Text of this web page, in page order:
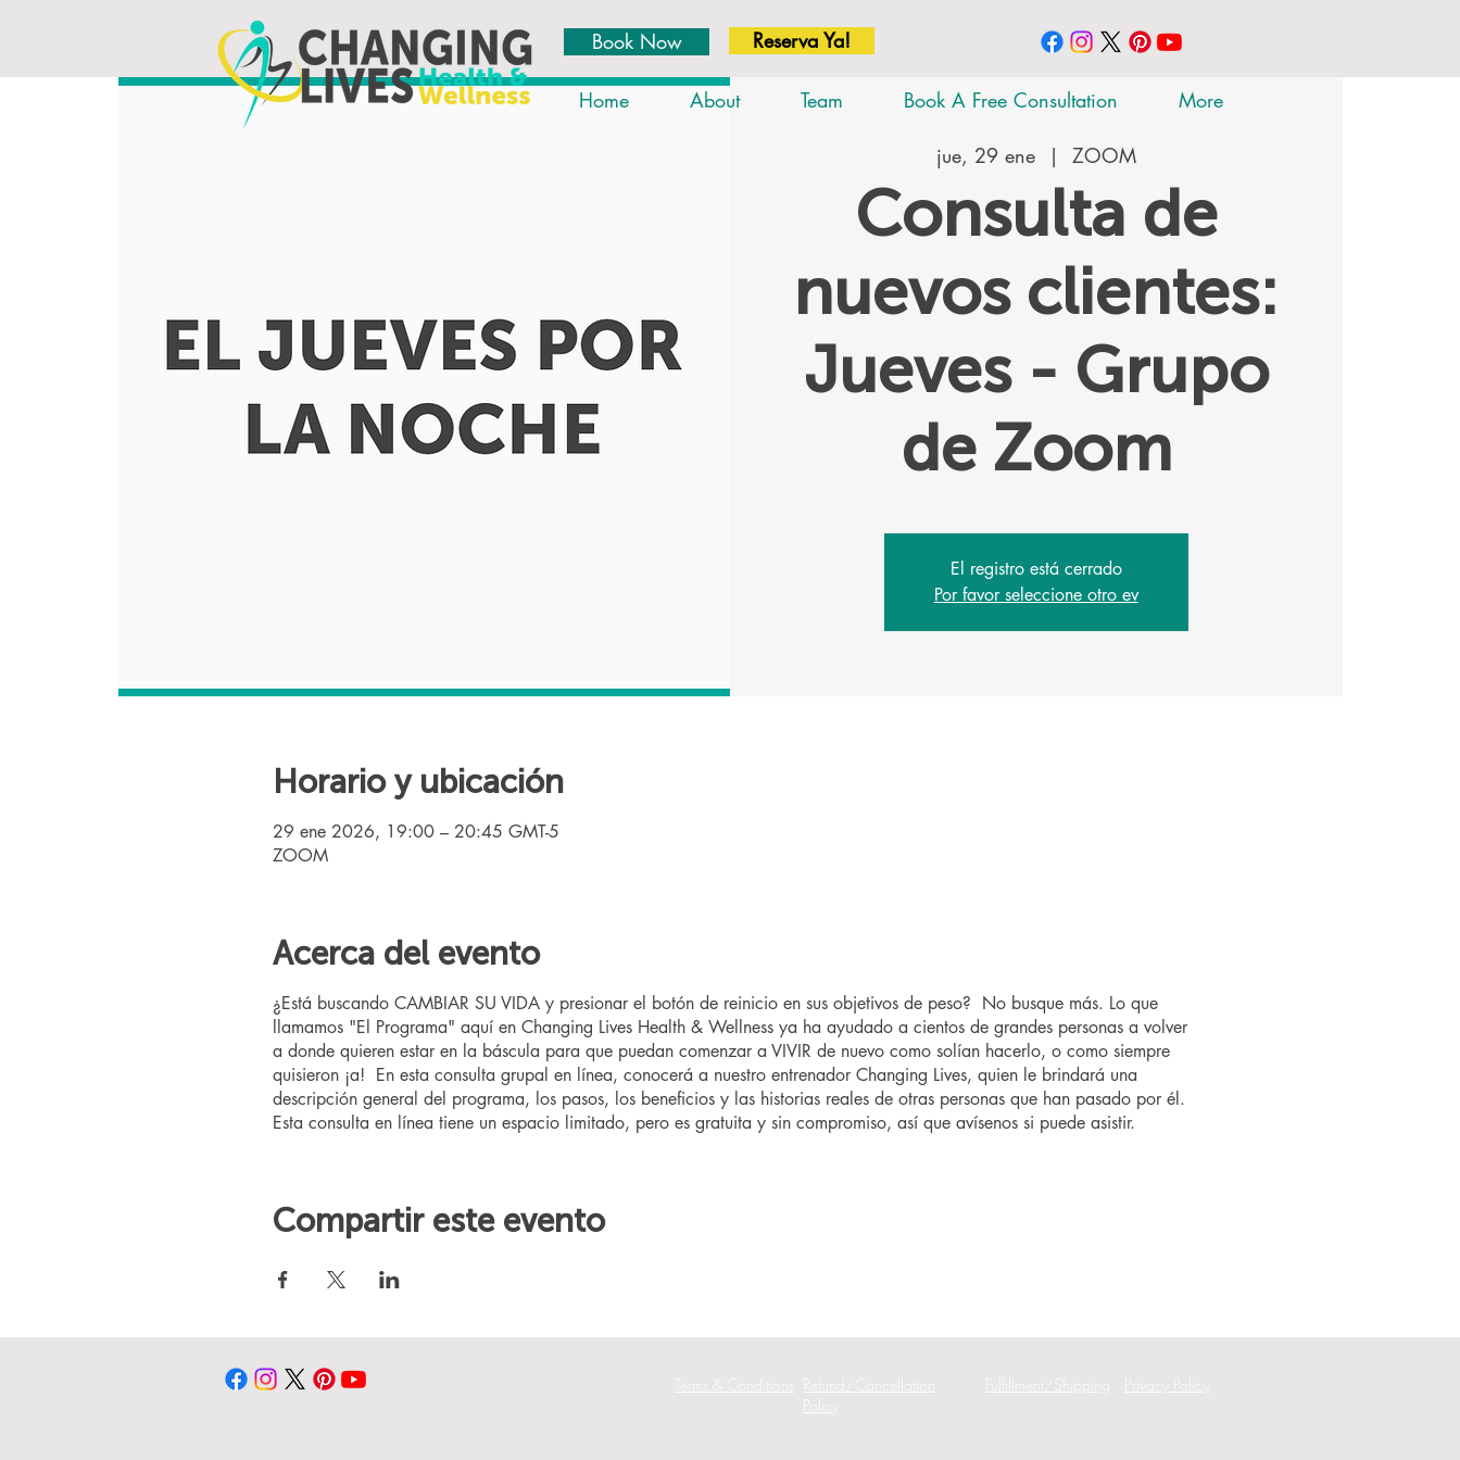
Book Now Reserva Ya!
Home About Team Book A Free Consultation More
jue, 29 ene
  |
ZOOM
Consulta de
nuevos clientes:
Jueves - Grupo
de Zoom
El registro está cerrado
Por favor seleccione otro ev
Horario y ubicación
29 ene 2026, 19:00 – 20:45 GMT-5
ZOOM
Acerca del evento
¿Está buscando CAMBIAR SU VIDA y presionar el botón de reinicio en sus objetivos de peso? No busque más. Lo que
llamamos "El Programa" aquí en Changing Lives Health & Wellness ya ha ayudado a cientos de grandes personas a volver
a donde quieren estar en la báscula para que puedan comenzar a VIVIR de nuevo como solían hacerlo, o como siempre
quisieron ¡a! En esta consulta grupal en línea, conocerá a nuestro entrenador Changing Lives, quien le brindará una
descripción general del programa, los pasos, los beneficios y las historias reales de otras personas que han pasado por él.
Esta consulta en línea tiene un espacio limitado, pero es gratuita y sin compromiso, así que avísenos si puede asistir.
Compartir este evento